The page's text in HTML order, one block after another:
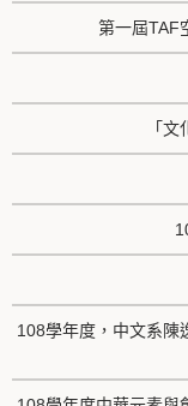
第一屆TAF
「
108學年度，中文系陳